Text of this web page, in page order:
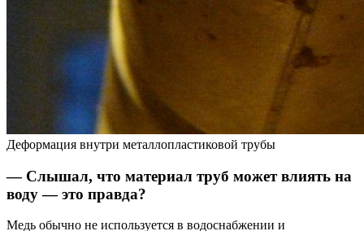
Деформация внутри металлопластиковой трубы
— Слышал, что материал труб может влиять на
воду — это правда?
Медь обычно не используется в водоснабжении и